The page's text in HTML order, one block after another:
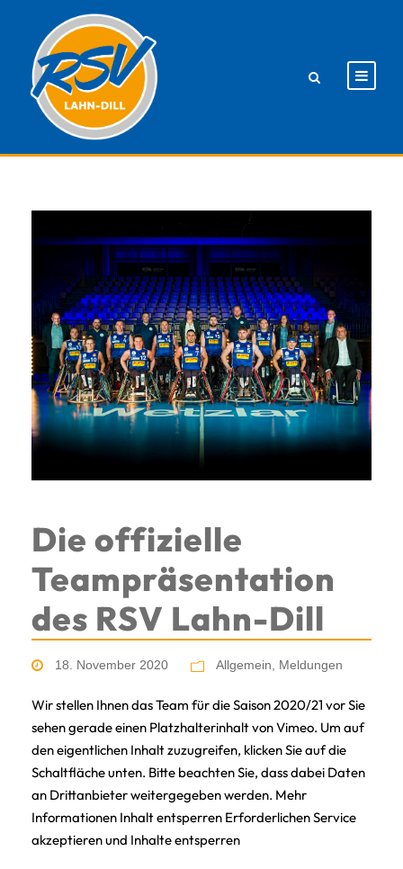
Die offizielle
Teampräsentation
des RSV Lahn-Dill
18. November 2020 Allgemein Meldungen
Wir stellen Ihnen das Team für die Saison 2020/21 vor Sie
sehen gerade einen Platzhalterinhalt von Vimeo. Um auf
den eigentlichen Inhalt zuzugreifen, klicken Sie auf die
Schaltfläche unten. Bitte beachten Sie, dass dabei Daten
an Drittanbieter weitergegeben werden. Mehr
Informationen Inhalt entsperren Erforderlichen Service
akzeptieren und Inhalte entsperren